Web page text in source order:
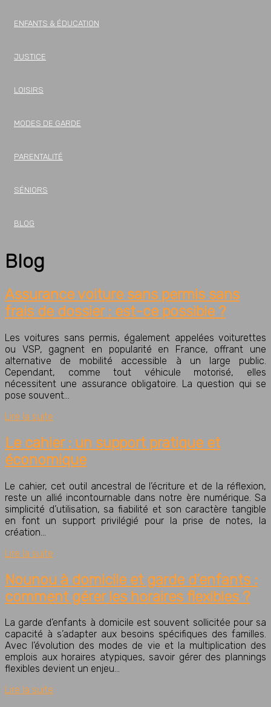
ENFANTS & ÉDUCATION
JUSTICE
LOISIRS
MODES DE GARDE
PARENTALITÉ
SÉNIORS
BLOG
Blog
Assurance voiture sans permis sans
frais de dossier : est-ce possible ?
Les voitures sans permis, également appelées voiturettes
ou VSP, gagnent en popularité en France, offrant une
alternative de mobilité accessible à un large public.
Cependant, comme tout véhicule motorisé, elles
nécessitent une assurance obligatoire. La question qui se
pose souvent…
Lire la suite
Le cahier : un support pratique et
économique
Le cahier, cet outil ancestral de l’écriture et de la réflexion,
reste un allié incontournable dans notre ère numérique. Sa
simplicité d’utilisation, sa fiabilité et son caractère tangible
en font un support privilégié pour la prise de notes, la
création…
Lire la suite
Nounou à domicile et garde d’enfants :
comment gérer les horaires flexibles ?
La garde d’enfants à domicile est souvent sollicitée pour sa
capacité à s’adapter aux besoins spécifiques des familles.
Avec l’évolution des modes de vie et la multiplication des
emplois aux horaires atypiques, savoir gérer des plannings
flexibles devient un enjeu…
Lire la suite